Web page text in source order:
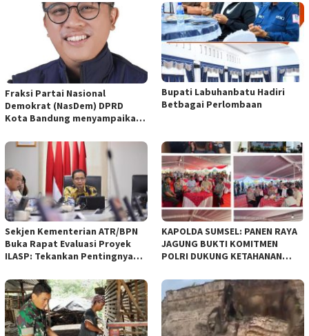
Fraksi Partai Nasional
Demokrat (NasDem) DPRD
Kota Bandung menyampaikan
empat Rancangan Peraturan
Daerah (Raperda) yang
diajukan Pemerintah Kota
Bandung
Bupati Labuhanbatu Hadiri
Betbagai Perlombaan
Sekjen Kementerian ATR/BPN
Buka Rapat Evaluasi Proyek
ILASP: Tekankan Pentingnya
Anggaran
KAPOLDA SUMSEL: PANEN RAYA
JAGUNG BUKTI KOMITMEN
POLRI DUKUNG KETAHANAN